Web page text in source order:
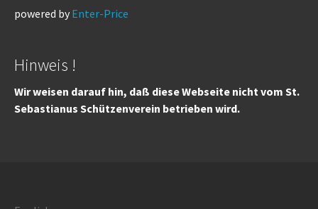
powered by Enter-Price
Hinweis !
Wir weisen darauf hin, daß diese Webseite nicht vom St.
Sebastianus Schützenverein betrieben wird.